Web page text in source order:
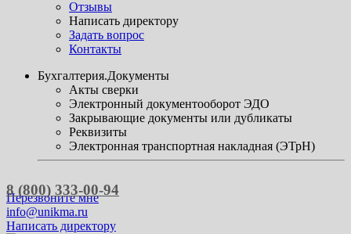
Отзывы
Написать директору
Задать вопрос
Контакты
Бухгалтерия.Документы
Акты сверки
Электронный документооборот ЭДО
Закрывающие документы или дубликаты
Реквизиты
Электронная транспортная накладная (ЭТрН)
8 (800) 333-00-94
Перезвоните мне
info@unikma.ru
Написать директору